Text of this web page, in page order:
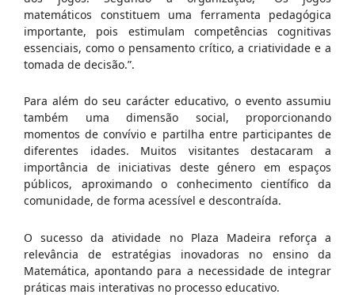
matemáticos constituem uma ferramenta pedagógica
importante, pois estimulam competências cognitivas
essenciais, como o pensamento crítico, a criatividade e a
tomada de decisão.”.
Para além do seu carácter educativo, o evento assumiu
também uma dimensão social, proporcionando
momentos de convívio e partilha entre participantes de
diferentes idades. Muitos visitantes destacaram a
importância de iniciativas deste género em espaços
públicos, aproximando o conhecimento científico da
comunidade, de forma acessível e descontraída.
O sucesso da atividade no Plaza Madeira reforça a
relevância de estratégias inovadoras no ensino da
Matemática, apontando para a necessidade de integrar
práticas mais interativas no processo educativo.